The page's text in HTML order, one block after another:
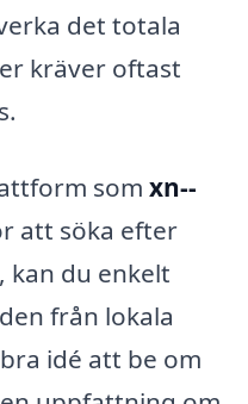
det totala
kräver oftast
som xn--
att söka efter
kan du enkelt
från lokala
idé att be om